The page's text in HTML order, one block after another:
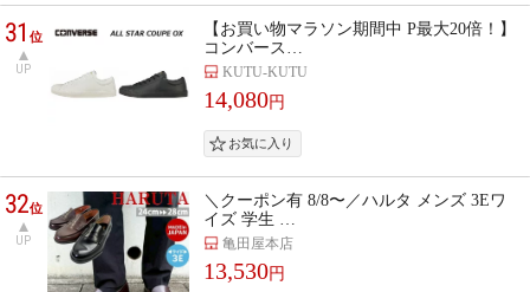
31位
UP
【お買い物マラソン期間中 P最大20倍！】
コンバース…
KUTU-KUTU
14,080円
32位
UP
＼クーポン有 8/8〜／ハルタ メンズ 3Eワ
イズ 学生 …
亀田屋本店
13,530円